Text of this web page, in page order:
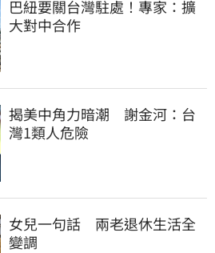
巴紐要關台灣駐處！專家：擴
大對中合作
揭美中角力暗潮　謝金河：台
灣1類人危險
女兒一句話　兩老退休生活全
變調